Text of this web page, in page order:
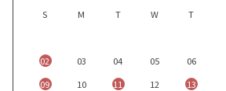
S M T W T
02
03 04 05 06
09
10 11 12 13